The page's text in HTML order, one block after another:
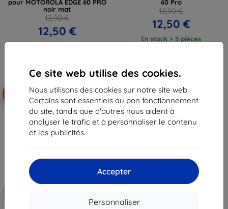
Ce site web utilise des cookies.
Nous utilisons des cookies sur notre site web.
Certains sont essentiels au bon fonctionnement
du site, tandis que d'autres nous aident à
analyser le trafic et à personnaliser le contenu
et les publicités.
Accepter
Personnaliser
pour MOTOROLA EDGE 60 PRO
noir mat
13,90 €
12,50 €
60 Pro
13,90 €
12,50 €
En stock > 5 pièces
Réduction